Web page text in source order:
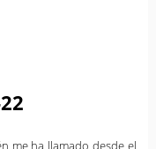
me ha llamado desde el